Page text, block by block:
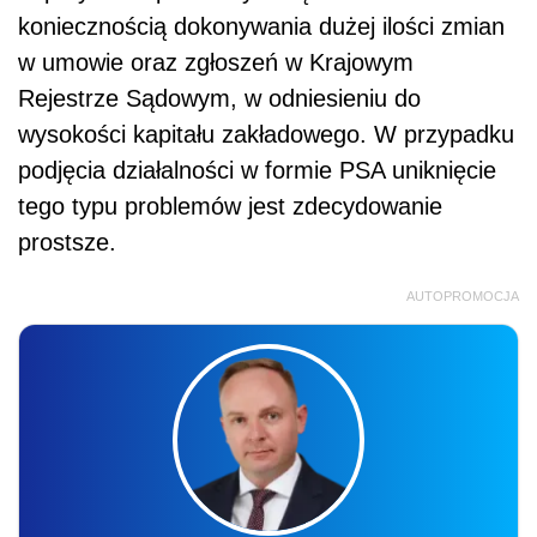
koniecznością dokonywania dużej ilości zmian
w umowie oraz zgłoszeń w Krajowym
Rejestrze Sądowym, w odniesieniu do
wysokości kapitału zakładowego. W przypadku
podjęcia działalności w formie PSA uniknięcie
tego typu problemów jest zdecydowanie
prostsze.
AUTOPROMOCJA